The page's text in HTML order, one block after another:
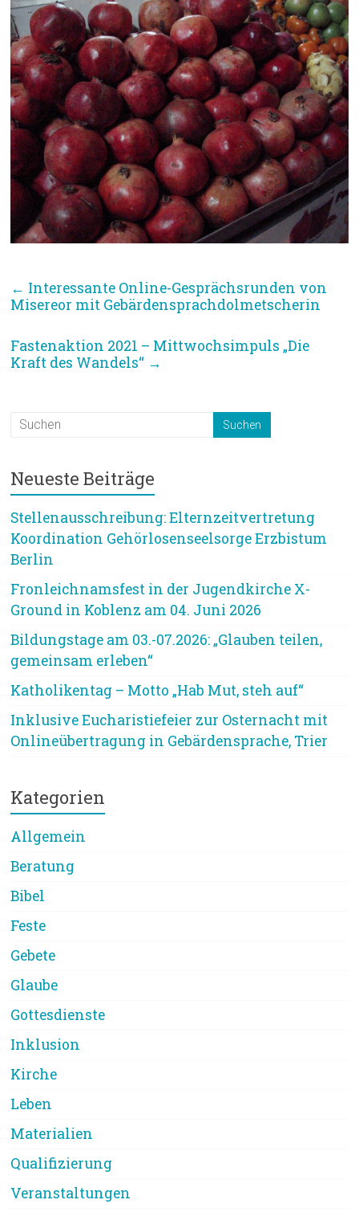
← Interessante Online-Gesprächsrunden von
Misereor mit Gebärdensprachdolmetscherin
Fastenaktion 2021 – Mittwochsimpuls „Die
Kraft des Wandels“ →
Neueste Beiträge
Stellenausschreibung: Elternzeitvertretung
Koordination Gehörlosenseelsorge Erzbistum
Berlin
Fronleichnamsfest in der Jugendkirche X-
Ground in Koblenz am 04. Juni 2026
Bildungstage am 03.-07.2026: „Glauben teilen,
gemeinsam erleben“
Katholikentag – Motto „Hab Mut, steh auf“
Inklusive Eucharistiefeier zur Osternacht mit
Onlineübertragung in Gebärdensprache, Trier
Kategorien
Allgemein
Beratung
Bibel
Feste
Gebete
Glaube
Gottesdienste
Inklusion
Kirche
Leben
Materialien
Qualifizierung
Veranstaltungen